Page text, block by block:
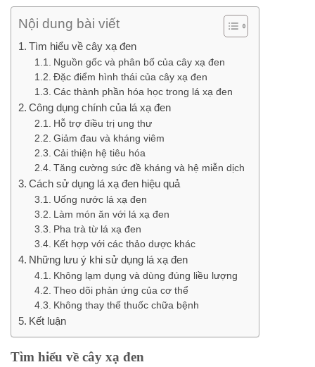
Nội dung bài viết
Tìm hiểu về cây xạ đen
Nguồn gốc và phân bố của cây xạ đen
Đặc điểm hình thái của cây xạ đen
Các thành phần hóa học trong lá xạ đen
Công dụng chính của lá xạ đen
Hỗ trợ điều trị ung thư
Giảm đau và kháng viêm
Cải thiện hệ tiêu hóa
Tăng cường sức đề kháng và hệ miễn dịch
Cách sử dụng lá xạ đen hiệu quả
Uống nước lá xạ đen
Làm món ăn với lá xạ đen
Pha trà từ lá xạ đen
Kết hợp với các thảo dược khác
Những lưu ý khi sử dụng lá xạ đen
Không lạm dụng và dùng đúng liều lượng
Theo dõi phản ứng của cơ thể
Không thay thế thuốc chữa bệnh
Kết luận
Tìm hiểu về cây xạ đen